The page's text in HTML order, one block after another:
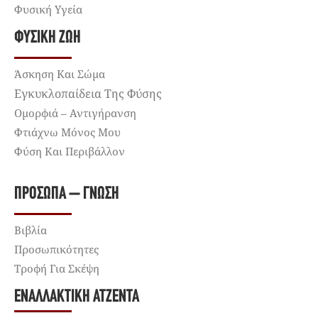
Φυσική Υγεία
ΦΥΣΙΚΉ ΖΩΉ
Άσκηση Και Σώμα
Εγκυκλοπαίδεια Της Φύσης
Ομορφιά – Αντιγήρανση
Φτιάχνω Μόνος Μου
Φύση Και Περιβάλλον
ΠΡΌΣΩΠΑ – ΓΝΏΣΗ
Βιβλία
Προσωπικότητες
Τροφή Για Σκέψη
ΕΝΑΛΛΑΚΤΙΚΉ ΑΤΖΈΝΤΑ